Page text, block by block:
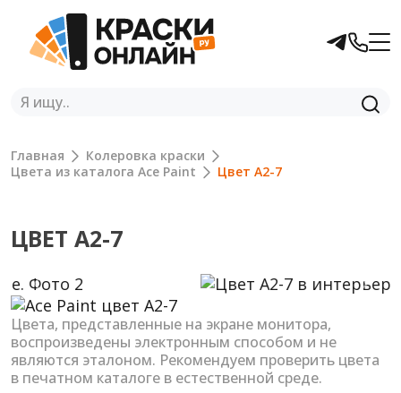
Главная
Колеровка краски
Цвета из каталога Ace Paint
Цвет A2-7
ЦВЕТ A2-7
Previous Next
Цвета, представленные на экране монитора,
воспроизведены электронным способом и не
являются эталоном. Рекомендуем проверить цвета
в печатном каталоге в естественной среде.